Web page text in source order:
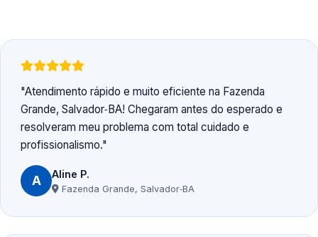
Atendimento rápido e muito eficiente na Fazenda
Grande, Salvador‑BA! Chegaram antes do esperado e
resolveram meu problema com total cuidado e
profissionalismo.
A Aline P.
Fazenda Grande, Salvador‑BA